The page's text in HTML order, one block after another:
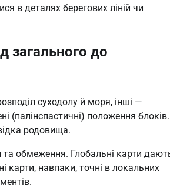
в деталях берегових ліній чи
загального до
суходолу й моря, інші —
(палінспастичні) положення блоків.
родовища.
та обмеження. Глобальні карти
карти, навпаки, точні в локальних